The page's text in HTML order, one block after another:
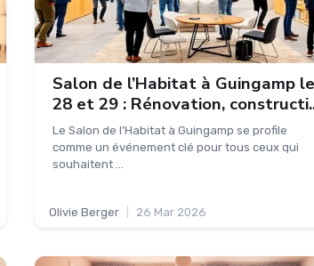
Salon de l’Habitat à Guingamp
28 et 29 : Rénovation,
Le Salon de l’Habitat à Guingamp se profile
comme un événement clé pour tous ceux qui
souhaitent ...
Olivie Berger 26 Mar 2026